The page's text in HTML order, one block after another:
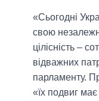
«Сьогодні
свою
цілісність –
відважних
парламенту.
«їх подвиг